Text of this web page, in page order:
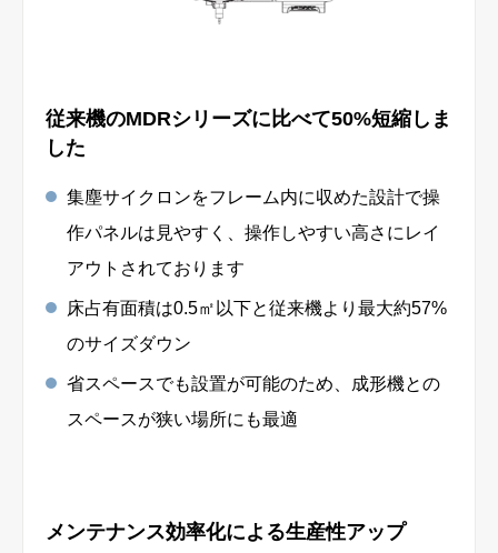
従来機のMDRシリーズに⽐べて50%短縮しま
した
集塵サイクロンをフレーム内に収めた設計で操
作パネルは⾒やすく、操作しやすい⾼さにレイ
アウトされております
床占有⾯積は0.5㎡以下と従来機より最⼤約57%
のサイズダウン
省スペースでも設置が可能のため、成形機との
スペースが狭い場所にも最適
メンテナンス効率化による⽣産性アップ